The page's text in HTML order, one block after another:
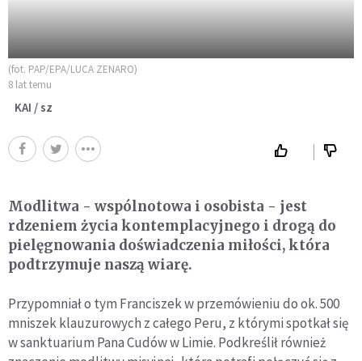
(fot. PAP/EPA/LUCA ZENARO)
8 lat temu
KAI / sz
Modlitwa - wspólnotowa i osobista - jest
rdzeniem życia kontemplacyjnego i drogą do
pielęgnowania doświadczenia miłości, która
podtrzymuje naszą wiarę.
Przypomniał o tym Franciszek w przemówieniu do ok. 500
mniszek klauzurowych z całego Peru, z którymi spotkał się
w sanktuarium Pana Cudów w Limie. Podkreślił również